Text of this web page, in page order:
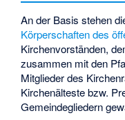
An der Basis stehen
Körperschaften des
Kirchenvorständen,
zusammen mit den
Mitglieder des
Kirchenälteste bzw.
Gemeindegliedern